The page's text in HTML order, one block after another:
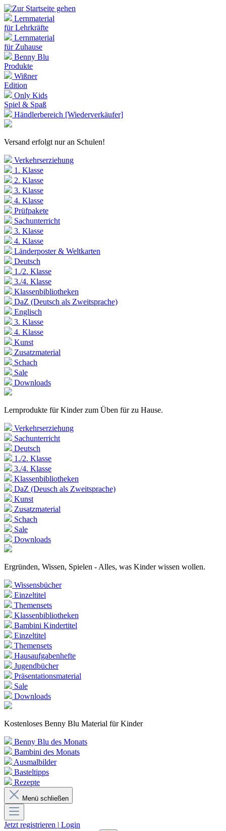
Lernmaterial
für Lehrkräfte
Lernmaterial
für Zuhause
Benny Blu
Produkte
Wißner
Edition
Only Kids
Spiel & Spaß
Händlerbereich [Wiederverkäufer]
Versand erfolgt nur an Schulen!
Verkehrserziehung
1. Klasse
2. Klasse
3. Klasse
4. Klasse
Prüfpakete
Sachunterricht
3. Klasse
4. Klasse
Länderposter & Weltkarten
Deutsch
1./2. Klasse
3./4. Klasse
Klassenbibliotheken
DaZ (Deutsch als Zweitsprache)
Englisch
3. Klasse
4. Klasse
Kunst
Zusatzmaterial
Schach
Sale
Downloads
Lernprodukte für Kinder zum Üben für zu Hause.
Verkehrserziehung
Sachunterricht
Deutsch
1./2. Klasse
3./4. Klasse
Klassenbibliotheken
DaZ (Deusch als Zweitsprache)
Kunst
Zusatzmaterial
Schach
Sale
Downloads
Ergründen, Wissen, Spielen - Alles, was Kinder wissen wollen.
Wissensbücher
Einzeltitel
Themensets
Klassenbibliotheken
Bambini Kindertitel
Einzeltitel
Themensets
Hausaufgabenhefte
Jugendbücher
Präsentationsmaterial
Sale
Downloads
Kostenloses Benny Blu Material für Kinder
Benny Blu des Monats
Bambini des Monats
Ausmalbilder
Basteltipps
Rezepte
Menü schließen
Jetzt registrieren | Login